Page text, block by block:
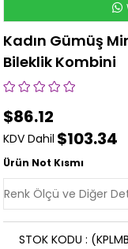
Kadın Gümüş
Bileklik Kombini
$86.12
KDV Dahil $103.34
Ürün Not Kısmı
STOK KODU